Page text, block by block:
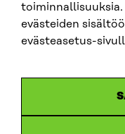
evästeiden
evästeasetus-
Tuottavuusloikka
teknologiasta
1.7.2026